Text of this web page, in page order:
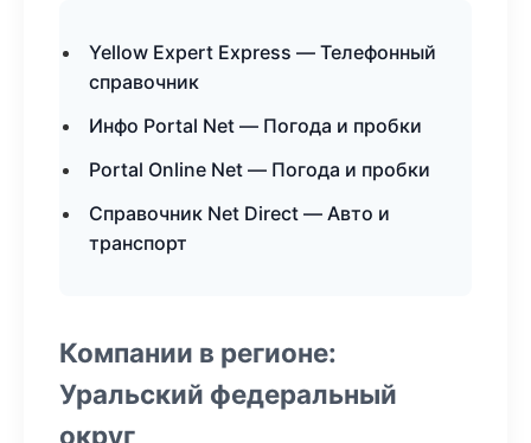
Yellow Expert Express — Телефонный
справочник
Инфо Portal Net — Погода и пробки
Portal Online Net — Погода и пробки
Справочник Net Direct — Авто и
транспорт
Компании в регионе:
Уральский федеральный
округ